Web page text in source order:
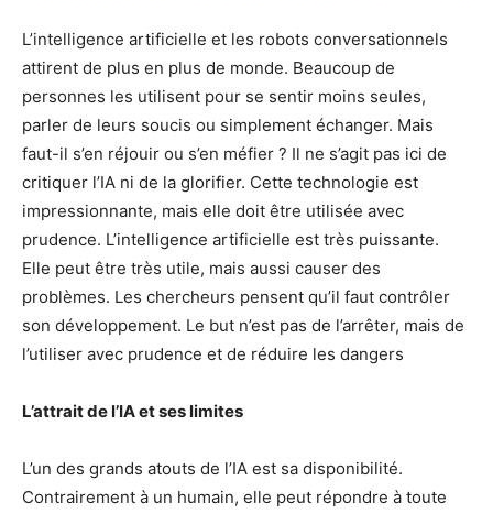
L’intelligence artificielle et les robots conversationnels
attirent de plus en plus de monde. Beaucoup de
personnes les utilisent pour se sentir moins seules,
parler de leurs soucis ou simplement échanger. Mais
faut-il s’en réjouir ou s’en méfier ? Il ne s’agit pas ici de
critiquer l’IA ni de la glorifier. Cette technologie est
impressionnante, mais elle doit être utilisée avec
prudence. L’intelligence artificielle est très puissante.
Elle peut être très utile, mais aussi causer des
problèmes. Les chercheurs pensent qu’il faut contrôler
son développement. Le but n’est pas de l’arrêter, mais de
l’utiliser avec prudence et de réduire les dangers
L’attrait de l’IA et ses limites
L’un des grands atouts de l’IA est sa disponibilité.
Contrairement à un humain, elle peut répondre à toute